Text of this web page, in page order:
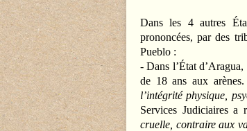
Dans les 4 autres
prononcées, par des
Pueblo :
- Dans l’État
de 18 ans aux
l’intégrité physique,
Services Judiciaires a
cruelle, contraire aux